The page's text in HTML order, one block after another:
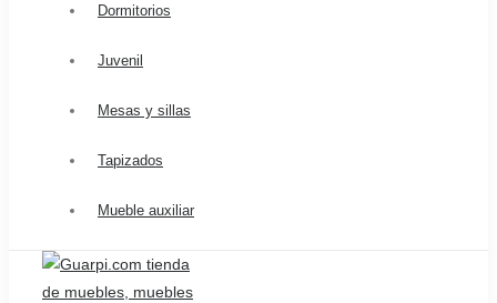
Dormitorios
Juvenil
Mesas y sillas
Tapizados
Mueble auxiliar